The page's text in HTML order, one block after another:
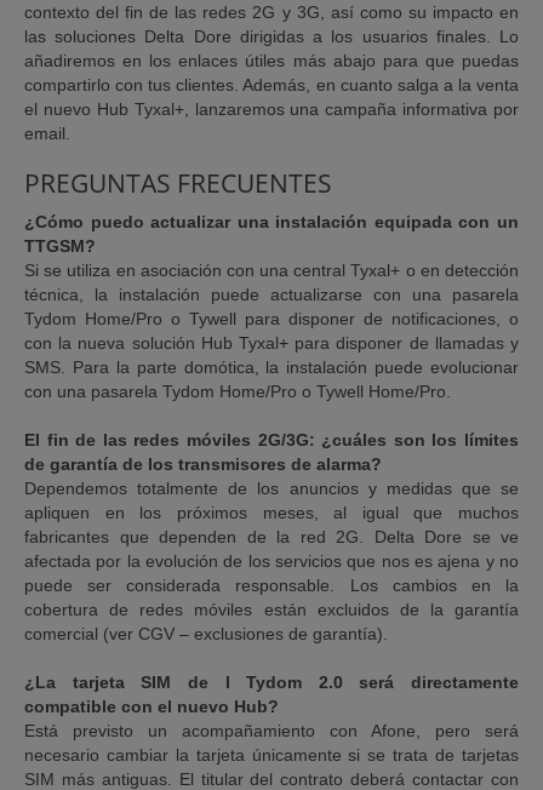
contexto del fin de las redes 2G y 3G, así como su impacto en
las soluciones Delta Dore dirigidas a los usuarios finales. Lo
añadiremos en los enlaces útiles más abajo para que puedas
compartirlo con tus clientes. Además, en cuanto salga a la venta
el nuevo Hub Tyxal+, lanzaremos una campaña informativa por
email.
PREGUNTAS FRECUENTES
¿Cómo puedo actualizar una instalación equipada con un
TTGSM?
Si se utiliza en asociación con una central Tyxal+ o en detección
técnica, la instalación puede actualizarse con una pasarela
Tydom Home/Pro o Tywell para disponer de notificaciones, o
con la nueva solución Hub Tyxal+ para disponer de llamadas y
SMS. Para la parte domótica, la instalación puede evolucionar
con una pasarela Tydom Home/Pro o Tywell Home/Pro.
El fin de las redes móviles 2G/3G: ¿cuáles son los límites
de garantía de los transmisores de alarma?
Dependemos totalmente de los anuncios y medidas que se
apliquen en los próximos meses, al igual que muchos
fabricantes que dependen de la red 2G. Delta Dore se ve
afectada por la evolución de los servicios que nos es ajena y no
puede ser considerada responsable. Los cambios en la
cobertura de redes móviles están excluidos de la garantía
comercial (ver CGV – exclusiones de garantía).
¿La tarjeta SIM de l Tydom 2.0 será directamente
compatible con el nuevo Hub?
Está previsto un acompañamiento con Afone, pero será
necesario cambiar la tarjeta únicamente si se trata de tarjetas
SIM más antiguas. El titular del contrato deberá contactar con